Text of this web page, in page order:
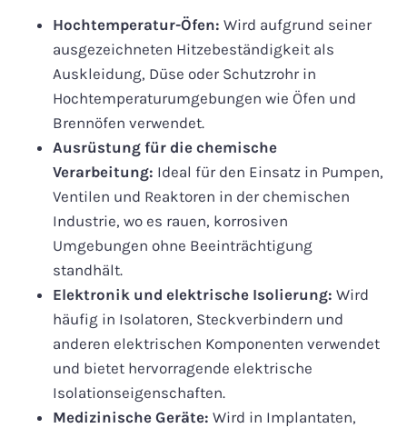
Hochtemperatur-Öfen: Wird aufgrund seiner
ausgezeichneten Hitzebeständigkeit als
Auskleidung, Düse oder Schutzrohr in
Hochtemperaturumgebungen wie Öfen und
Brennöfen verwendet.
Ausrüstung für die chemische
Verarbeitung: Ideal für den Einsatz in Pumpen,
Ventilen und Reaktoren in der chemischen
Industrie, wo es rauen, korrosiven
Umgebungen ohne Beeinträchtigung
standhält.
Elektronik und elektrische Isolierung: Wird
häufig in Isolatoren, Steckverbindern und
anderen elektrischen Komponenten verwendet
und bietet hervorragende elektrische
Isolationseigenschaften.
Medizinische Geräte: Wird in Implantaten,